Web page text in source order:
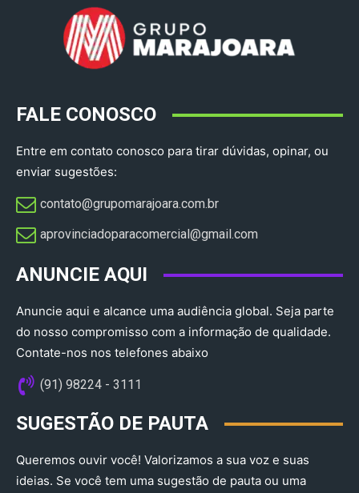
FALE CONOSCO
Entre em contato conosco para tirar dúvidas, opinar, ou
enviar sugestões:
contato@grupomarajoara.com.br
aprovinciadoparacomercial@gmail.com​
ANUNCIE AQUI
Anuncie aqui e alcance uma audiência global. Seja parte
do nosso compromisso com a informação de qualidade.
Contate-nos nos telefones abaixo
(91) 98224 - 3111
SUGESTÃO DE PAUTA
Queremos ouvir você! Valorizamos a sua voz e suas
ideias. Se você tem uma sugestão de pauta ou uma